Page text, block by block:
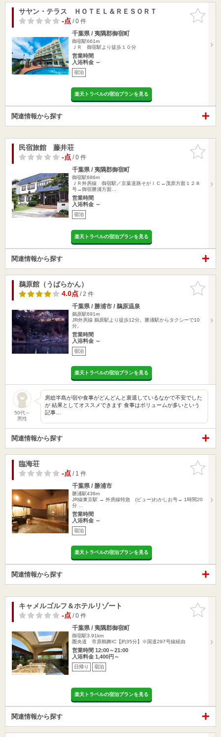
お気に入
りに追加
サヤン・テラス ＨＯＴＥＬ＆ＲＥＳＯＲＴ
-点/ 0 件
千葉県 / 夷隅郡御宿町
御宿駅661m
ＪＲ 御宿駅より徒歩１０分
営業時間
入浴料金 ～
宿泊
楽天トラベルの宿泊プランを見る
関連情報から探す
お気に入
りに追加
民宿旅館 藤井荘
-点/ 0 件
千葉県 / 夷隅郡御宿町
御宿駅686m
ＪＲ外房線 御宿駅／京葉道路そがＩＣ→茂原方面１２８
号→御宿勝浦方面…
営業時間
入浴料金 ～
宿泊
楽天トラベルの宿泊プランを見る
関連情報から探す
お気に入
りに追加
鵜原館（うばらかん）
4.0点/ 2 件
千葉県 / 勝浦市 / 鵜原温泉
鵜原駅691m
JR外房線 鵜原駅より徒歩12分。勝浦駅からタクシーで10
分。
営業時間
入浴料金 ～
宿泊
楽天トラベルの宿泊プランを見る
50代～
男性
房総半島が宿や食事がどんどんと衰退しているなかで不安でした
が 結果としてオススメできます 食事はボリュームが多いという
記事…
関連情報から探す
お気に入
りに追加
臨海荘
-点/ 1 件
千葉県 / 勝浦市
勝浦駅436m
JR線東京駅 → 外房線特急 (ビュー)わかしお号→ 1時間20
分 …
営業時間
入浴料金 ～
宿泊
楽天トラベルの宿泊プランを見る
関連情報から探す
お気に入
りに追加
キャメルゴルフ＆ホテルリゾート
-点/ 0 件
千葉県 / 夷隅郡御宿町
御宿駅3.91km
圏央道 市原鶴舞IC【約35分】※国道297号線経由
営業時間 12:00～21:00
入浴料金 1,400円～
日帰り 宿泊
楽天トラベルの宿泊プランを見る
関連情報から探す